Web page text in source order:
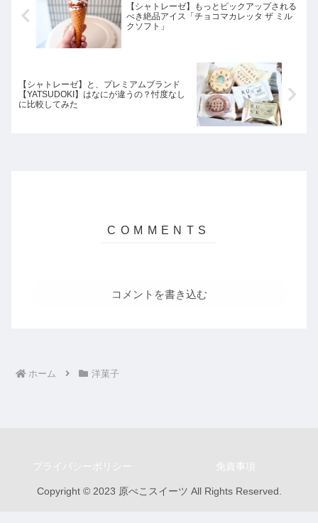
【シャトレーゼ】もっとピックアップされる
べき絶品アイス「チョコマカレッタ ザ ミル
クソフト」
【シャトレーゼ】と、プレミアムブランド
【YATSUDOKI】はなにが違うの？忖度なし
に比較してみた
コメントを書き込む
ホーム 洋菓子
プライバシーポリシー 免責事項
Copyright © 2023 原ぺこスイーツ All Rights Reserved.